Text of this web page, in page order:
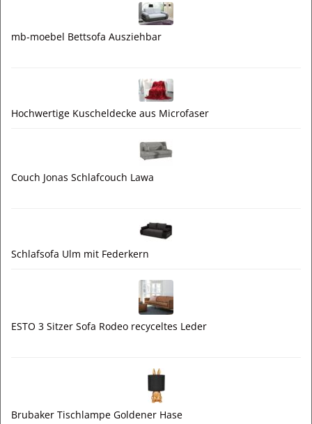
mb-moebel Bettsofa Ausziehbar
Hochwertige Kuscheldecke aus Microfaser
Couch Jonas Schlafcouch Lawa
Schlafsofa Ulm mit Federkern
ESTO 3 Sitzer Sofa Rodeo recyceltes Leder
Brubaker Tischlampe Goldener Hase